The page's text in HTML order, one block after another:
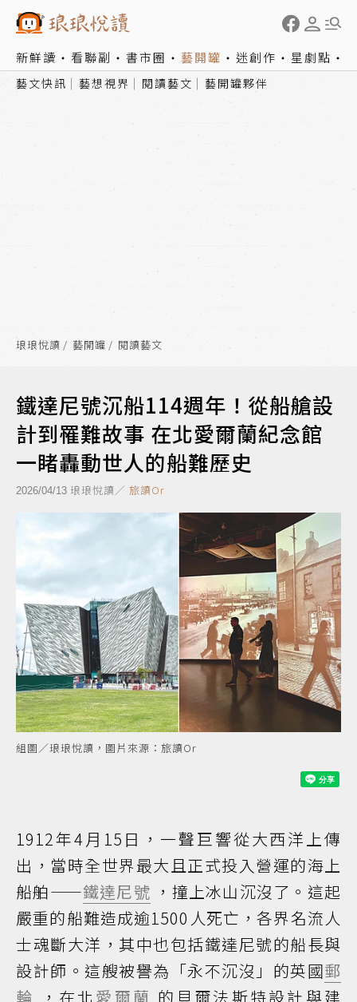
新鮮讀 看聯副 書市圈 藝開罐 迷創作 星劇點
藝文快訊 藝想視界 閱讀藝文 藝開罐夥伴
琅琅悅讀 藝開罐 閱讀藝文
鐵達尼號沉船114週年！從船艙設
計到罹難故事 在北愛爾蘭紀念館
一睹轟動世人的船難歷史
2026/04/13 琅琅悅讀／ 旅讀Or
組圖／琅琅悅讀，圖片來源：旅讀Or
1912年4月15日，一聲巨響從大西洋上傳
出，當時全世界最大且正式投入營運的海上
船舶——鐵達尼號 ，撞上冰山沉沒了。這起
嚴重的船難造成逾1500人死亡，各界名流人
士魂斷大洋，其中也包括鐵達尼號的船長與
設計師。這艘被譽為「永不沉沒」的英國郵
輪
，在北 愛爾蘭 的貝爾法斯特設計與建